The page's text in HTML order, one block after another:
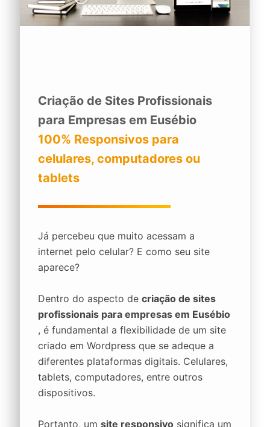
Criação de Sites Profissionais
para Empresas em Eusébio
100% Responsivos para
celulares, computadores ou
tablets
Já percebeu que muito acessam a
internet pelo celular? E como seu site
aparece?
Dentro do aspecto de criação de sites
profissionais para empresas em Eusébio
, é fundamental a flexibilidade de um site
criado em Wordpress que se adeque a
diferentes plataformas digitais. Celulares,
tablets, computadores, entre outros
dispositivos.
Portanto, um site responsivo significa um